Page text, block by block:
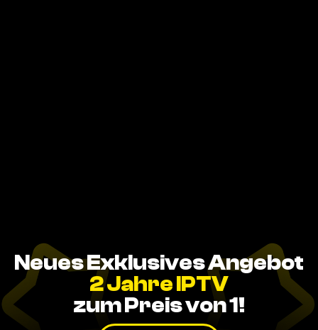
Neues Exklusives Angebot
2 Jahre IPTV
zum Preis von 1!